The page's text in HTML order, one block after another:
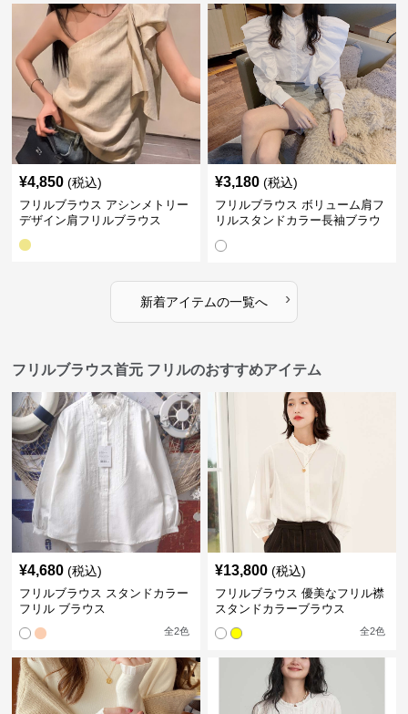
¥4,850 (税込)
フリルブラウス アシンメトリー
デザイン肩フリルブラウス
¥3,180 (税込)
フリルブラウス ボリューム肩フ
リルスタンドカラー長袖ブラウ
新着アイテムの一覧へ ›
フリルブラウス首元 フリルのおすすめアイテム
¥4,680 (税込)
フリルブラウス スタンドカラー
フリル ブラウス
全2色
¥13,800 (税込)
フリルブラウス 優美なフリル襟
スタンドカラーブラウス
全2色